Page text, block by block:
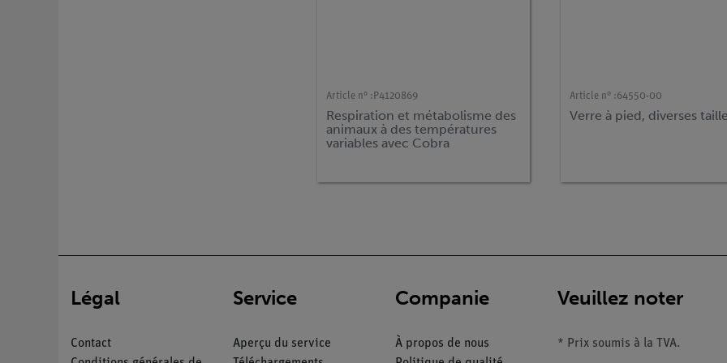
Article n° : P4120869
Respiration et métabolisme des
animaux à des températures
variables avec Cobra
Article n° :64550-00
Verre à pied, diverses
Légal
Contact
Service
Aperçu du service
Companie
À propos de nous
Veuillez noter
* Prix soumis à la TVA.